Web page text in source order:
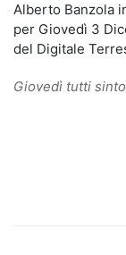
Alberto Banzola
per Giovedì 3
del Digitale
Giovedì tutti